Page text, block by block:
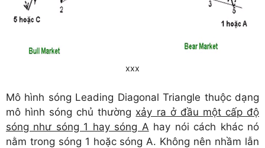
xxx
Mô hình sóng Leading Diagonal Triangle thuộc dạng
mô hình sóng chủ thường xảy ra ở đầu một cấp độ
sóng như sóng 1 hay sóng A hay nói cách khác nó
nằm trong sóng 1 hoặc sóng A. Không nên nhầm lẫn